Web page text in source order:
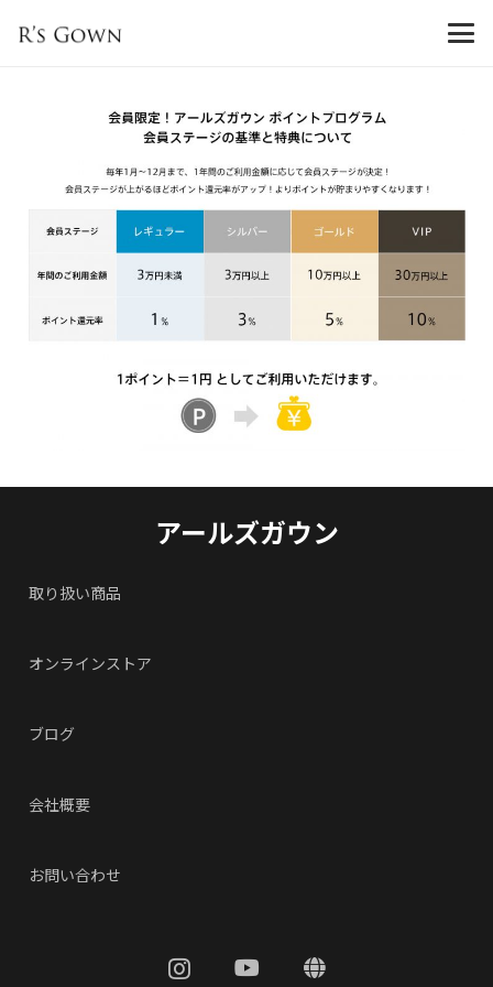
アールズガウン
取り扱い商品
オンラインストア
ブログ
会社概要
お問い合わせ